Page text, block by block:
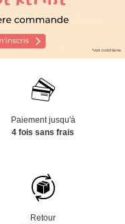
Paiement jusqu'à
4 fois sans frais
Retour